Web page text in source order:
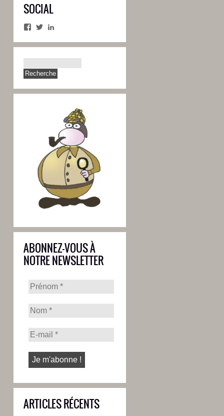
SOCIAL
Facebook
Twitter
ABONNEZ-VOUS À
NOTRE NEWSLETTER
ARTICLES RÉCENTS